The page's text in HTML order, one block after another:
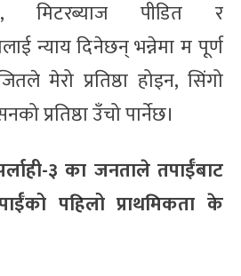
मिटरब्याज पीडित र
न्याय दिनेछन् भन्नेमा म पूर्ण
मेरो प्रतिष्ठा होइन, सिंगो
प्रतिष्ठा उँचो पार्नेछ।
३ का जनताले तपाईँबाट
पहिलो प्राथमिकता के